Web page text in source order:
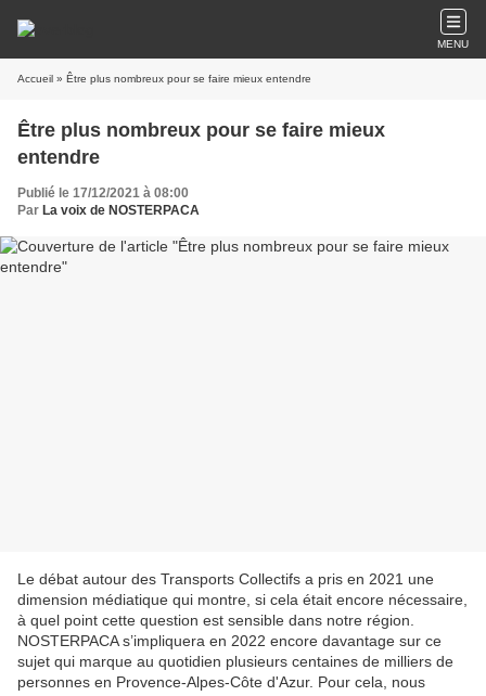
MENU
Accueil » Être plus nombreux pour se faire mieux entendre
Être plus nombreux pour se faire mieux
entendre
Publié le 17/12/2021 à 08:00
Par La voix de NOSTERPACA
Le débat autour des Transports Collectifs a pris en 2021 une
dimension médiatique qui montre, si cela était encore nécessaire,
à quel point cette question est sensible dans notre région.
NOSTERPACA s’impliquera en 2022 encore davantage sur ce
sujet qui marque au quotidien plusieurs centaines de milliers de
personnes en Provence-Alpes-Côte d'Azur. Pour cela, nous